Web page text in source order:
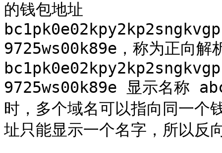
的钱包地址
9725ws00k89e，称为正向解
9725ws00k89e 显示名称
时，多个域名可以指向同一个
址只能显示一个名字，所以反